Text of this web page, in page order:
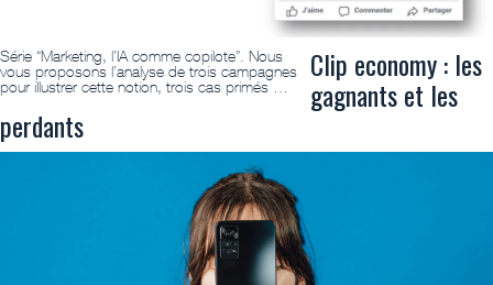
Série “Marketing, l’IA comme copilote”. Nous
vous proposons l’analyse de trois campagnes
pour illustrer cette notion, trois cas primés …
Clip economy : les
gagnants et les
perdants